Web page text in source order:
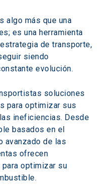
algo más que una
es una herramienta
de transporte,
siendo
evolución.
soluciones
para optimizar sus
ineficiencias. Desde
basados en el
avanzado de las
ofrecen
optimizar su